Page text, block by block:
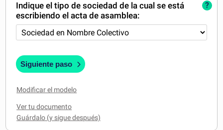
MI CUENTA
Indique el tipo de sociedad de la cual se está
escribiendo el acta de asamblea:
?
Siguiente paso
Modificar el modelo
Ver tu documento